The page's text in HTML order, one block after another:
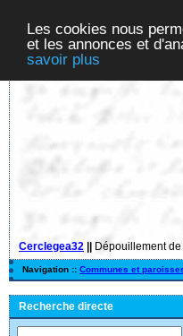
Les cookies nous
et les annonces et
savoir plus
Cerclegea32 Dépouillement
Navigation :: Communes et
Recherche directe